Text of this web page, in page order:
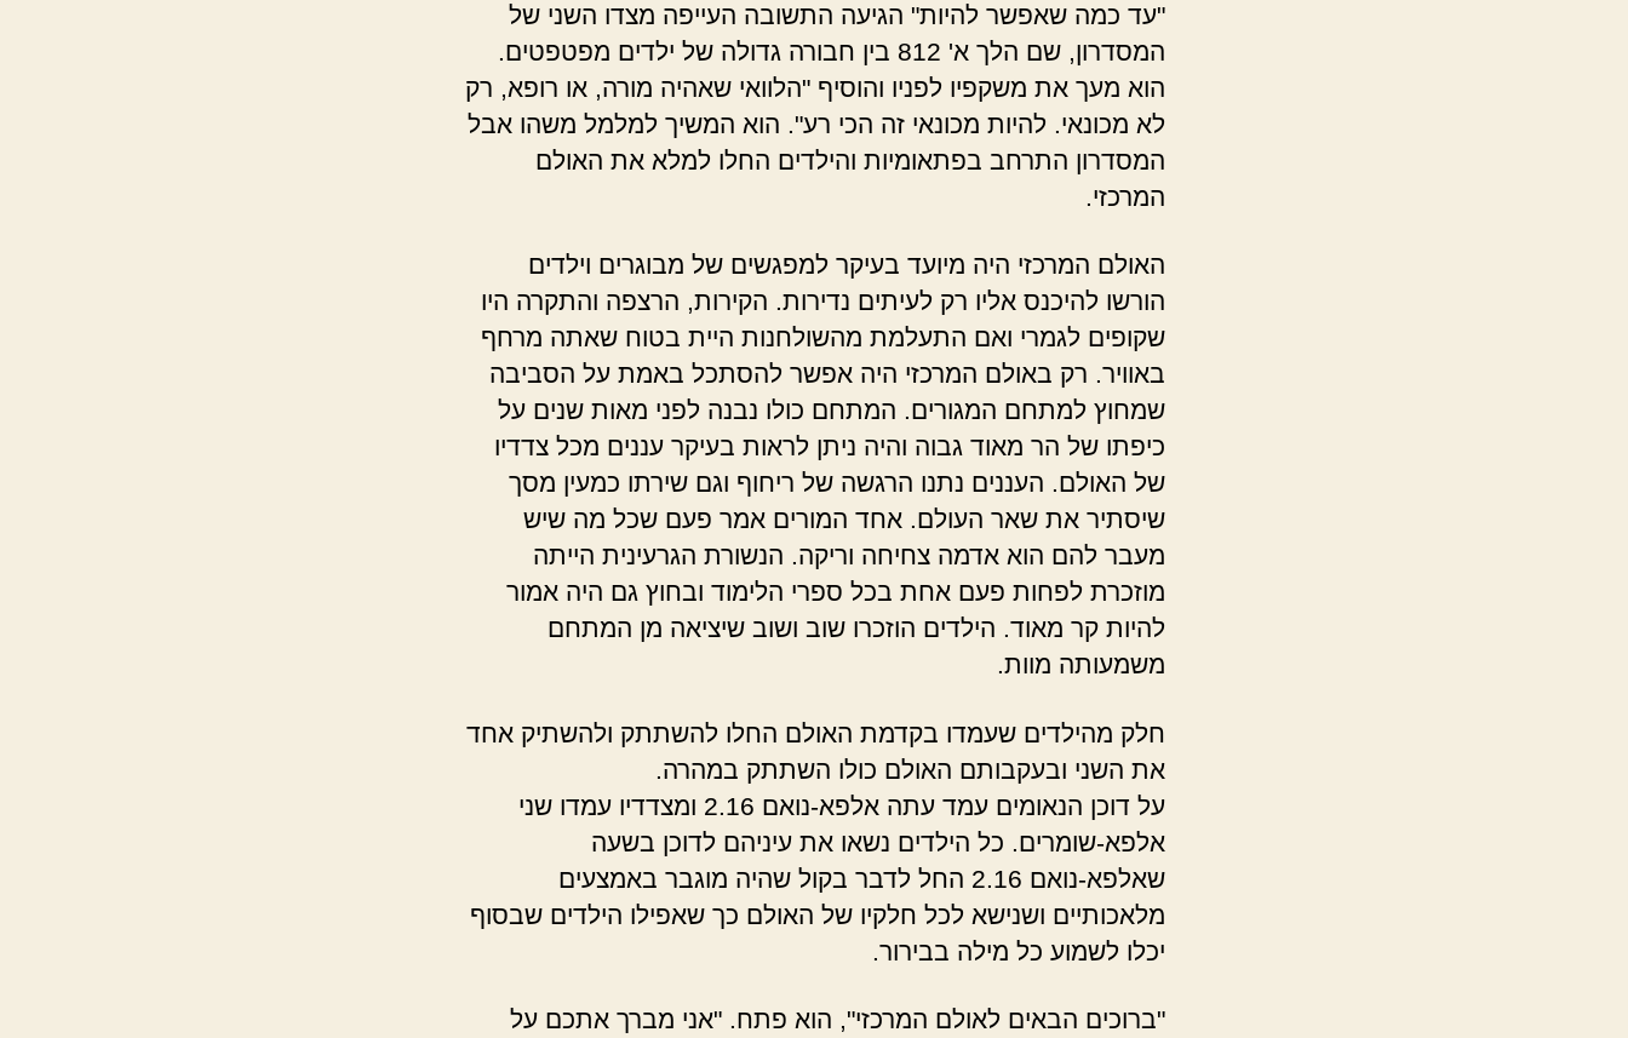
"עד כמה שאפשר להיות" הגיעה התשובה העייפה מצדו השני של
המסדרון, שם הלך א' 812 בין חבורה גדולה של ילדים מפטפטים.
הוא מעך את משקפיו לפניו והוסיף "הלוואי שאהיה מורה, או רופא, רק
לא מכונאי. להיות מכונאי זה הכי רע". הוא המשיך למלמל משהו אבל
המסדרון התרחב בפתאומיות והילדים החלו למלא את האולם
המרכזי.
האולם המרכזי היה מיועד בעיקר למפגשים של מבוגרים וילדים
הורשו להיכנס אליו רק לעיתים נדירות. הקירות, הרצפה והתקרה היו
שקופים לגמרי ואם התעלמת מהשולחנות היית בטוח שאתה מרחף
באוויר. רק באולם המרכזי היה אפשר להסתכל באמת על הסביבה
שמחוץ למתחם המגורים. המתחם כולו נבנה לפני מאות שנים על
כיפתו של הר מאוד גבוה והיה ניתן לראות בעיקר עננים מכל צדדיו
של האולם. העננים נתנו הרגשה של ריחוף וגם שירתו כמעין מסך
שיסתיר את שאר העולם. אחד המורים אמר פעם שכל מה שיש
מעבר להם הוא אדמה צחיחה וריקה. הנשורת הגרעינית הייתה
מוזכרת לפחות פעם אחת בכל ספרי הלימוד ובחוץ גם היה אמור
להיות קר מאוד. הילדים הוזכרו שוב ושוב שיציאה מן המתחם
משמעותה מוות.
חלק מהילדים שעמדו בקדמת האולם החלו להשתתק ולהשתיק אחד
את השני ובעקבותם האולם כולו השתתק במהרה.
על דוכן הנאומים עמד עתה אלפא-נואם 2.16 ומצדדיו עמדו שני
אלפא-שומרים. כל הילדים נשאו את עיניהם לדוכן בשעה
שאלפא-נואם 2.16 החל לדבר בקול שהיה מוגבר באמצעים
מלאכותיים ושנישא לכל חלקיו של האולם כך שאפילו הילדים שבסוף
יכלו לשמוע כל מילה בבירור.
"ברוכים הבאים לאולם המרכזי", הוא פתח. "אני מברך אתכם על